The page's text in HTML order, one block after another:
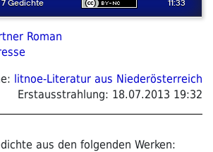
Roman
litnoe-Literatur aus Niederösterreich
Erstausstrahlung: 18.07.2013 19:32
aus den folgenden Werken: